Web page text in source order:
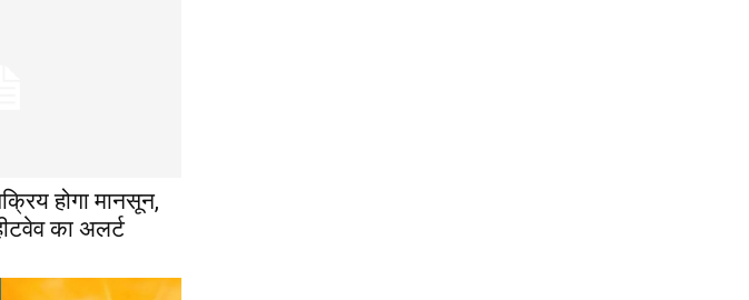
होगा मानसून,
का अलर्ट